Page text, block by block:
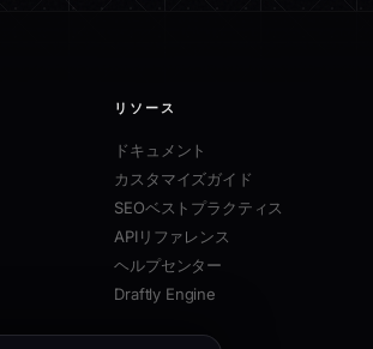
リソース
ドキュメント
カスタマイズガイド
SEOベストプラクティス
APIリファレンス
ヘルプセンター
Draftly Engine